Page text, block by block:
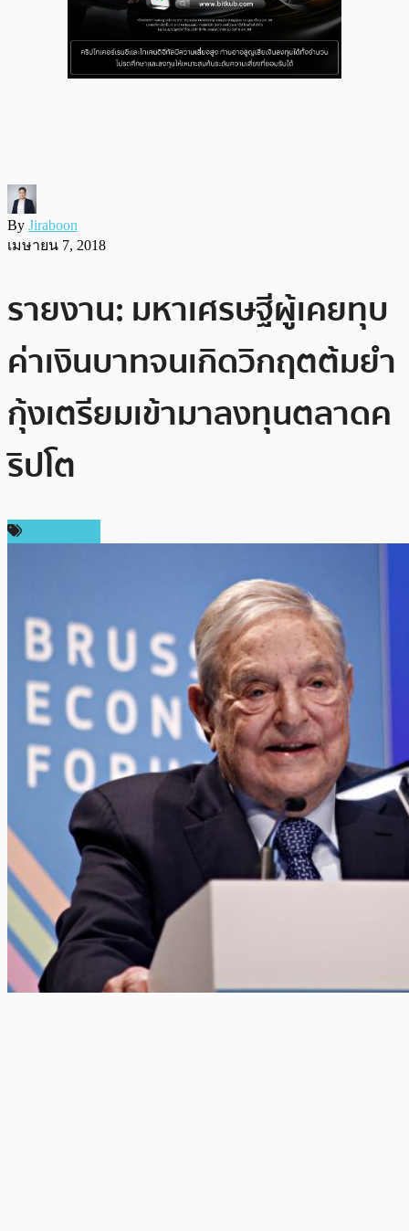
By Jiraboon
เมษายน 7, 2018
รายงาน: มหาเศรษฐีผู้เคยทุบ
ค่าเงินบาทจนเกิดวิกฤตต้มยำ
กุ้งเตรียมเข้ามาลงทุนตลาดค
ริปโต